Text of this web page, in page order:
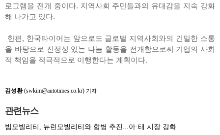
로그램을 전개 중이다. 지역사회 주민들과의 유대감을 지속 강화
해 나가고 있다.
한편, 한국타이어는 앞으로도 글로벌 지역사회와의 긴밀한 소통
을 바탕으로 진정성 있는 나눔 활동을 전개함으로써 기업의 사회
적 책임을 적극적으로 이행한다는 계획이다.
김성환(swkim@autotimes.co.kr) 기자
관련뉴스
빔모빌리티, 뉴런모빌리티와 합병 추진...아·태 시장 강화